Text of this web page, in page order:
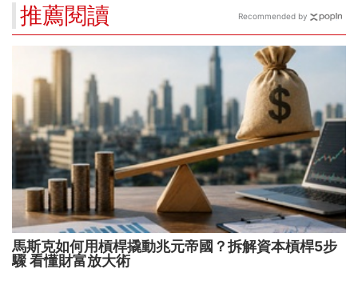
推薦閱讀
馬斯克如何用槓桿撬動兆元帝國？拆解資本槓桿5步
驟 看懂財富放大術
Recommended by